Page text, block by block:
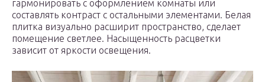
гармонировать с оформлением комнаты или
составлять контраст с остальными элементами. Белая
плитка визуально расширит пространство, сделает
помещение светлее. Насыщенность расцветки
зависит от яркости освещения.